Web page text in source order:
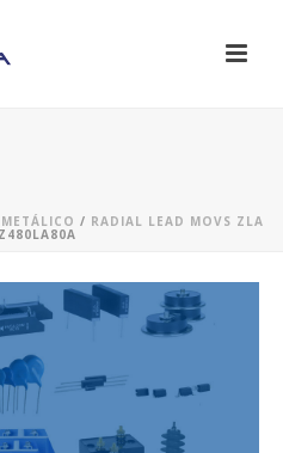
/ RADIAL LEAD MOVS ZLA